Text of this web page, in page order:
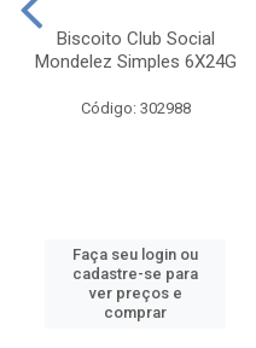
Biscoito Club Social
Mondelez Simples 6X24G
Código: 302988
Faça seu login ou
cadastre-se para
ver preços e
comprar